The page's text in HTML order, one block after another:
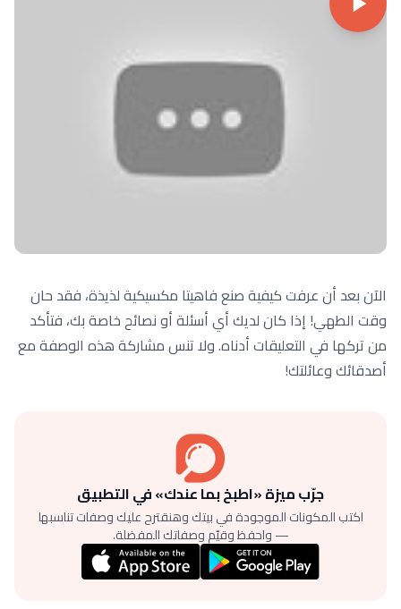
الآن بعد أن عرفت كيفية صنع فاهيتا مكسيكية لذيذة، فقد حان
وقت الطهي! إذا كان لديك أي أسئلة أو نصائح خاصة بك، فتأكد
من تركها في التعليقات أدناه. ولا تنس مشاركة هذه الوصفة مع
أصدقائك وعائلتك!
جرّب ميزة «اطبخ بما عندك» في التطبيق
اكتب المكونات الموجودة في بيتك وهنقترح عليك وصفات تناسبها
— واحفظ وقيّم وصفاتك المفضلة.